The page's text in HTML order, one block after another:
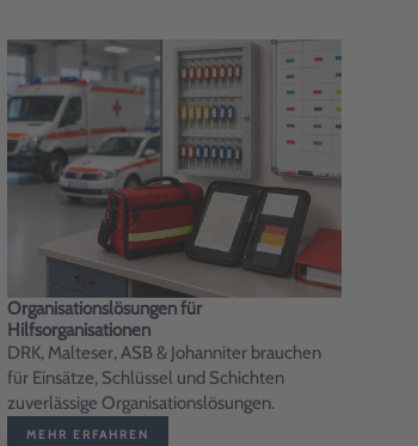
Organisationslösungen für
Hilfsorganisationen
DRK, Malteser, ASB & Johanniter brauchen
für Einsätze, Schlüssel und Schichten
zuverlässige Organisationslösungen.
MEHR ERFAHREN